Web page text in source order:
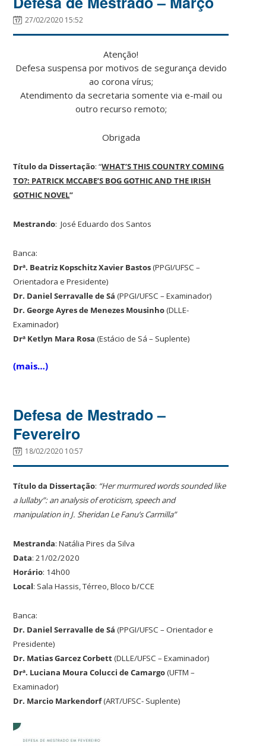
27/02/2020 15:52
Atenção!
Defesa suspensa por motivos de segurança devido
ao corona vírus;
Atendimento da secretaria somente via e-mail ou
outro recurso remoto;
Obrigada
Título da Dissertação: “WHAT’S THIS COUNTRY COMING
TO?: PATRICK MCCABE’S BOG GOTHIC AND THE IRISH
GOTHIC NOVEL”
Mestrando: José Eduardo dos Santos
Banca:
Drª. Beatriz Kopschitz Xavier Bastos(PPGI/UFSC –
Orientadora e Presidente)
Dr. Daniel Serravalle de Sá (PPGI/UFSC – Examinador)
Dr. George Ayres de Menezes Mousinho(DLLE-
Examinador)
Drª Ketlyn Mara Rosa (Estácio de Sá – Suplente)
(mais…)
Defesa de Mestrado –
Fevereiro
18/02/2020 10:57
Título da Dissertação: “Her murmured words sounded like
a lullaby”: an analysis of eroticism, speech and
manipulation in J. Sheridan Le Fanu’s Carmilla”
Mestranda: Natália Pires da Silva
Data: 21/02/2020
Horário: 14h00
Local: Sala Hassis, Térreo, Bloco b/CCE
Banca:
Dr. Daniel Serravalle de Sá (PPGI/UFSC – Orientador e
Presidente)
Dr. Matias Garcez Corbett(DLLE/UFSC – Examinador)
Drª. Luciana Moura Colucci de Camargo(UFTM –
Examinador)
Dr. Marcio Markendorf(ART/UFSC- Suplente)